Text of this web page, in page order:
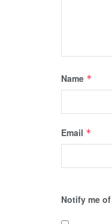
Name *
Email *
Notify me